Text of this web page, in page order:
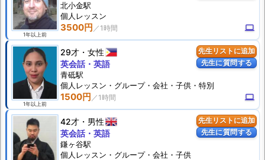
1年以上前
3500円 computer
北小金駅
個人 レッスン
先生リストに追加
先生に質問する
1年以上前
29才 女性
1500円 computer
英会話・英語
青砥駅
個人 レッスン ・グループ・会社・子供・特別
先生リストに追加
先生に質問する
42才 男性
英会話・英語
鎌ヶ谷駅
個人 レッスン ・グループ・会社・子供